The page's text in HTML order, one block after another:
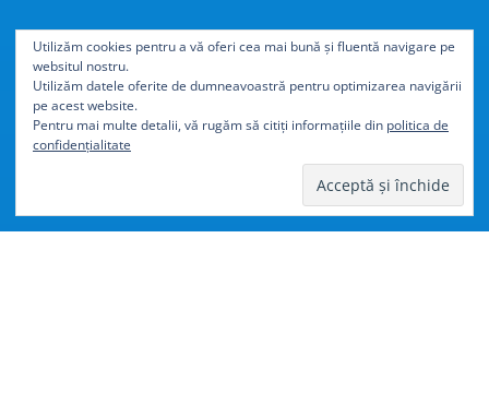
Cu40% mai ușordecât
aluminiul
Utilizăm cookies pentru a vă oferi cea mai bună și fluentă navigare pe
websitul nostru.
Utilizăm datele oferite de dumneavoastră pentru optimizarea navigării
pe acest website.
Pentru mai multe detalii, vă rugăm să citiți informațiile din politica de
confidențialitate